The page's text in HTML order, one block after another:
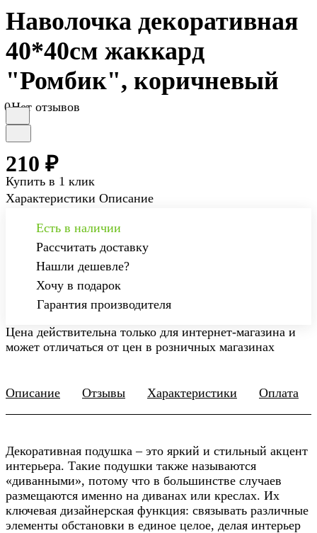
Наволочка декоративная
40*40см жаккард
"Ромбик", коричневый
0Нет отзывов
210 ₽
Купить в 1 клик
Характеристики Описание
Есть в наличии
Рассчитать доставку
Нашли дешевле?
Хочу в подарок
Гарантия производителя
Цена действительна только для интернет-магазина и
может отличаться от цен в розничных магазинах
Описание Отзывы Характеристики Оплата
Декоративная подушка – это яркий и стильный акцент
интерьера. Такие подушки также называются
«диванными», потому что в большинстве случаев
размещаются именно на диванах или креслах. Их
ключевая дизайнерская функция: связывать различные
элементы обстановки в единое целое, делая интерьер